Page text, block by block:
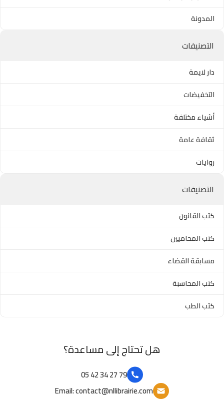
المدونة
التصنيفات
دار لايمة
التخفيضات
أشياء مختلفة
ثقافة عامة
روايات
التصنيفات
كتب القانون
كتب المحاميين
مسابقة القضاء
كتب المحاسبة
كتب الطب
هل تحتاج إلى مساعدة؟
79 27 34 42 05
Email: contact@nllibrairie.com